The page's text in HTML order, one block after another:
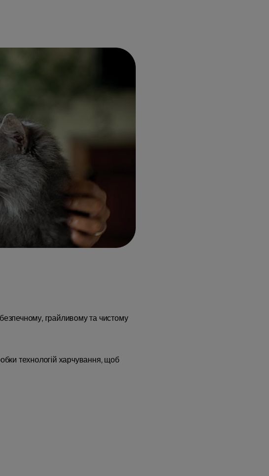
грайливому та чистому
технологій харчування, щоб